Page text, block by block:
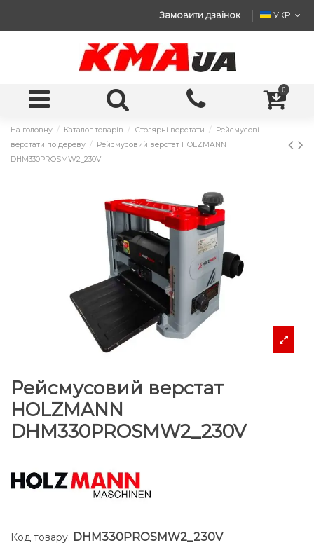
Замовити дзвінок УКР
0
На головну Каталог товарів Столярні верстати
Рейсмусові
верстати по дереву
Рейсмусовий верстат HOLZMANN
DHM330PROSMW2_230V
Рейсмусовий верстат
HOLZMANN
DHM330PROSMW2_230V
Код товару: DHM330PROSMW2_230V